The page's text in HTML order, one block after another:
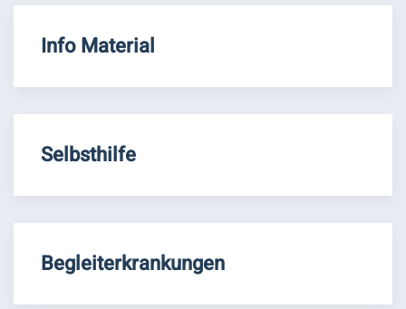
Info Material
Selbsthilfe
Begleiterkrankungen